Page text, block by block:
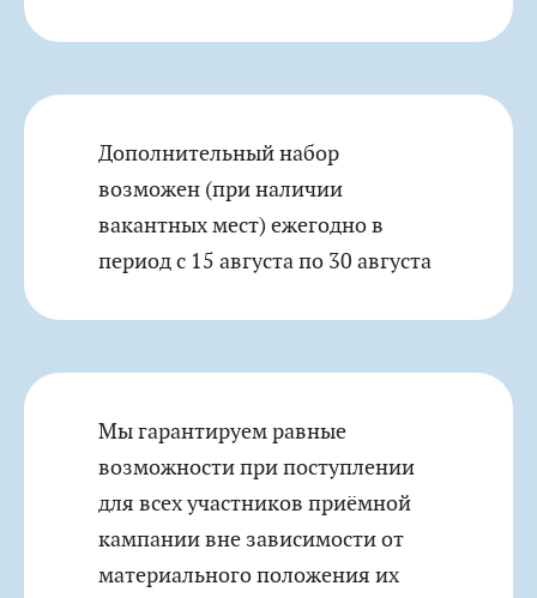
Дополнительный набор
возможен (при наличии
вакантных мест) ежегодно в
период с 15 августа по 30 августа
Мы гарантируем равные
возможности при поступлении
для всех участников приёмной
кампании вне зависимости от
материального положения их